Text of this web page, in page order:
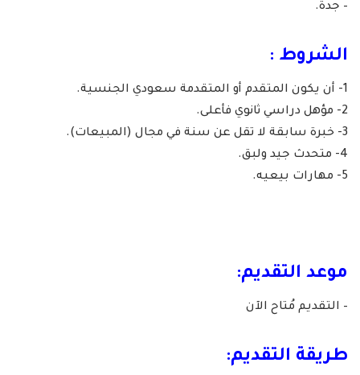
– جدة.
الشروط :
1- أن يكون المتقدم أو المتقدمة سعودي الجنسية.
2- مؤهل دراسي ثانوي فأعلى.
3- خبرة سابقة لا تقل عن سنة في مجال (المبيعات).
4- متحدث جيد ولبق.
5- مهارات بيعيه.
موعد التقديم:
– التقديم مُتاح الآن
طريقة التقديم: